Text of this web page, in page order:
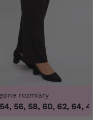
rozmiary
58, 60, 62, 64 ,46,